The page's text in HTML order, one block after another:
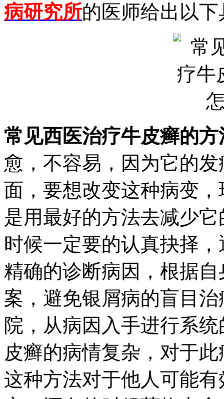
病研究所的医师给出以
常见西医治疗牛皮癣的
愈，不容易，因为它的
面，要想改变这种病变
是用最好的方法去减少
时候一定要的认真抉择
精确的诊断病因，根据
案，避免银屑病的盲目
院，从病因入手进行系
皮癣的病情复杂，对于
这种方法对于他人可能